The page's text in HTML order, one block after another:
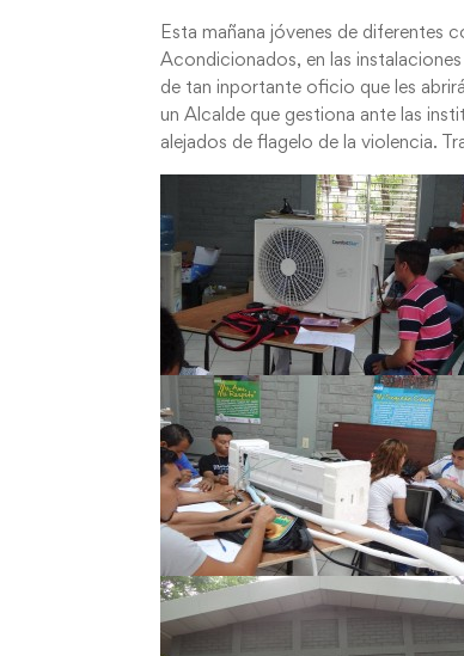
Esta mañana jóvenes de diferentes
Acondicionados, en las
de tan inportante oficio que les
un Alcalde que gestiona ante las
alejados de flagelo de la violencia.